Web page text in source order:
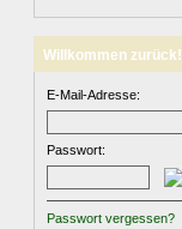
Willkommen zurück!
E-Mail-Adresse:
Passwort:
Passwort vergessen?